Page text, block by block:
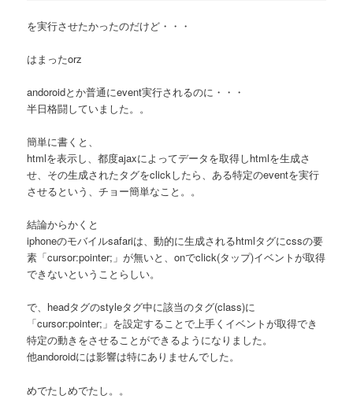
を実行させたかったのだけど・・・
はまったorz
andoroidとか普通にevent実行されるのに・・・
半日格闘していました。。
簡単に書くと、
htmlを表示し、都度ajaxによってデータを取得しhtmlを生成さ
せ、その生成されたタグをclickしたら、ある特定のeventを実行
させるという、チョー簡単なこと。。
結論からかくと
iphoneのモバイルsafariは、動的に生成されるhtmlタグにcssの要
素「cursor:pointer;」が無いと、onでclick(タップ)イベントが取得
できないということらしい。
で、headタグのstyleタグ中に該当のタグ(class)に
「cursor:pointer;」を設定することで上手くイベントが取得でき
特定の動きをさせることができるようになりました。
他andoroidには影響は特にありませんでした。
めでたしめでたし。。